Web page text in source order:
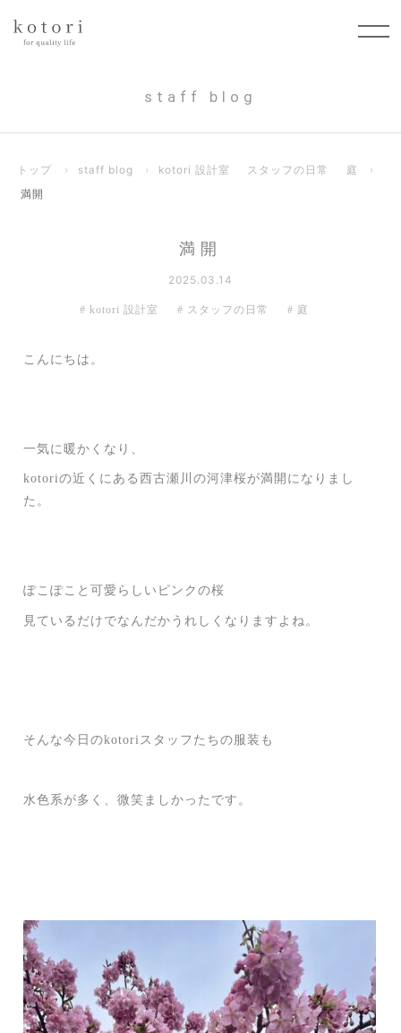
staff blog
トップ › staff blog › kotori 設計室 スタッフの日常 庭
›
満開
満開
2025.03.14
kotori 設計室 スタッフの日常 庭
こんにちは。
一気に暖かくなり、
kotoriの近くにある西古瀬川の河津桜が満開になりまし
た。
ぽこぽこと可愛らしいピンクの桜
見ているだけでなんだかうれしくなりますよね。
そんな今日のkotoriスタッフたちの服装も
水色系が多く、微笑ましかったです。